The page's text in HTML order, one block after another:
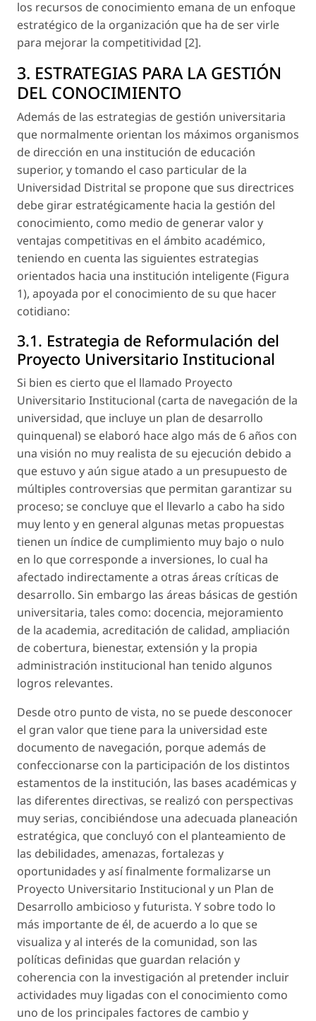
los recursos de conocimiento emana de un enfoque
estratégico de la organización que ha de ser virle
para mejorar la competitividad [2].
3. ESTRATEGIAS PARA LA GESTIÓN
DEL CONOCIMIENTO
Además de las estrategias de gestión universitaria
que normalmente orientan los máximos organismos
de dirección en una institución de educación
superior, y tomando el caso particular de la
Universidad Distrital se propone que sus directrices
debe girar estratégicamente hacia la gestión del
conocimiento, como medio de generar valor y
ventajas competitivas en el ámbito académico,
teniendo en cuenta las siguientes estrategias
orientados hacia una institución inteligente (Figura
1), apoyada por el conocimiento de su que hacer
cotidiano:
3.1. Estrategia de Reformulación del
Proyecto Universitario Institucional
Si bien es cierto que el llamado Proyecto
Universitario Institucional (carta de navegación de la
universidad, que incluye un plan de desarrollo
quinquenal) se elaboró hace algo más de 6 años con
una visión no muy realista de su ejecución debido a
que estuvo y aún sigue atado a un presupuesto de
múltiples controversias que permitan garantizar su
proceso; se concluye que el llevarlo a cabo ha sido
muy lento y en general algunas metas propuestas
tienen un índice de cumplimiento muy bajo o nulo
en lo que corresponde a inversiones, lo cual ha
afectado indirectamente a otras áreas críticas de
desarrollo. Sin embargo las áreas básicas de gestión
universitaria, tales como: docencia, mejoramiento
de la academia, acreditación de calidad, ampliación
de cobertura, bienestar, extensión y la propia
administración institucional han tenido algunos
logros relevantes.
Desde otro punto de vista, no se puede desconocer
el gran valor que tiene para la universidad este
documento de navegación, porque además de
confeccionarse con la participación de los distintos
estamentos de la institución, las bases académicas y
las diferentes directivas, se realizó con perspectivas
muy serias, concibiéndose una adecuada planeación
estratégica, que concluyó con el planteamiento de
las debilidades, amenazas, fortalezas y
oportunidades y así finalmente formalizarse un
Proyecto Universitario Institucional y un Plan de
Desarrollo ambicioso y futurista. Y sobre todo lo
más importante de él, de acuerdo a lo que se
visualiza y al interés de la comunidad, son las
políticas definidas que guardan relación y
coherencia con la investigación al pretender incluir
actividades muy ligadas con el conocimiento como
uno de los principales factores de cambio y